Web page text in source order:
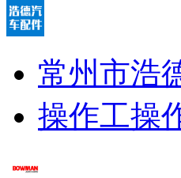
常州市浩
操作工操